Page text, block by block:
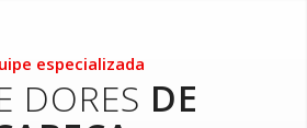
especializada
DORES DE